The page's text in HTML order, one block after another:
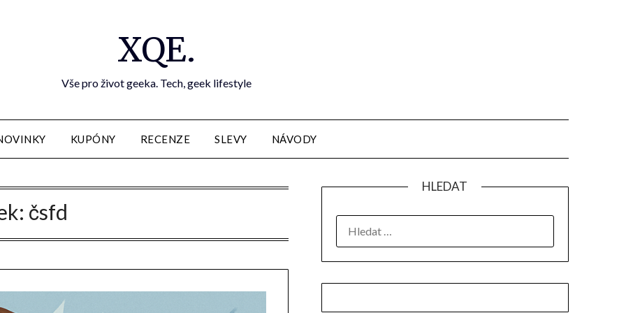
XQE.
Vše pro život geeka. Tech, geek lifestyle
KUPÓNY RECENZE SLEVY NÁVODY
čsfd
HLEDAT